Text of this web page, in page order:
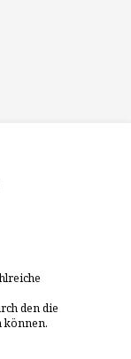
den die
können.